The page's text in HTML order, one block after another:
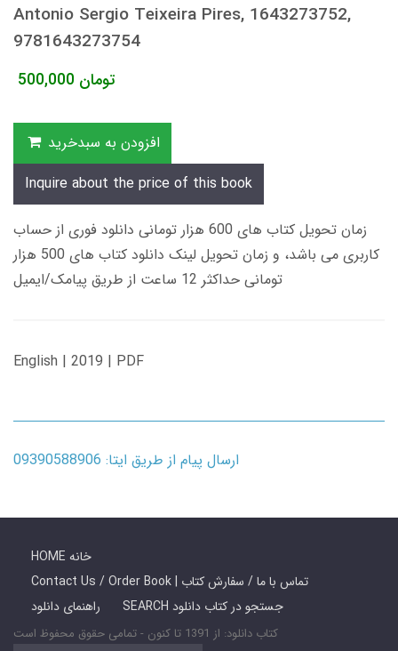
Antonio Sergio Teixeira Pires, 1643273752,
9781643273754
500,000 تومان
افزودن به سبدخرید
Inquire about the price of this book
زمان تحویل کتاب های 600 هزار تومانی دانلود فوری از حساب
کاربری می باشد، و زمان تحویل لینک دانلود کتاب های 500 هزار
تومانی حداکثر 12 ساعت از طریق پیامک/ایمیل
English | 2019 | PDF
ارسال پیام از طریق ایتا: 09390588906
HOME خانه
Contact Us / Order Book | تماس با ما / سفارش کتاب
راهنمای دانلود
SEARCH جستجو در کتاب دانلود
کتاب دانلود: از 1391 تا کنون - تمامی حقوق محفوظ است